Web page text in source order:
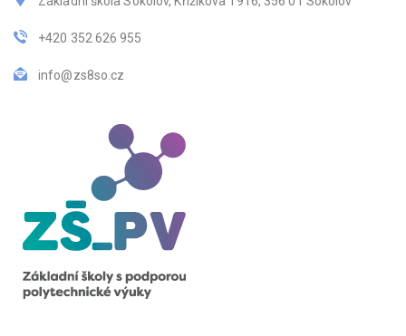
+420 352 626 955
info@zs8so.cz